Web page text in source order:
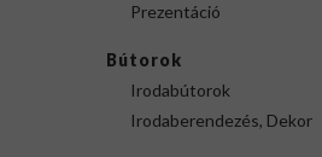
Prezentáció
Bútorok
Irodabútorok
Irodaberendezés, Dekor